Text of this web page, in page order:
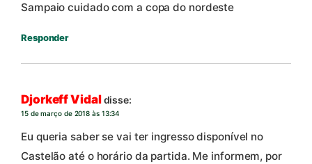
Sampaio cuidado com a copa do nordeste
Responder
Djorkeff Vidaldisse:
15 de março de 2018 às 13:34
Eu queria saber se vai ter ingresso disponível no
Castelão até o horário da partida. Me informem, por